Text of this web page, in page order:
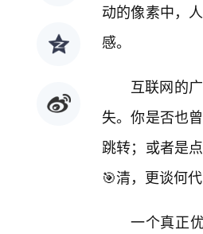
动的像素中，
感。
互联网的
失。你是否也
跳转；或者是
🎯清，更谈何
一个真正